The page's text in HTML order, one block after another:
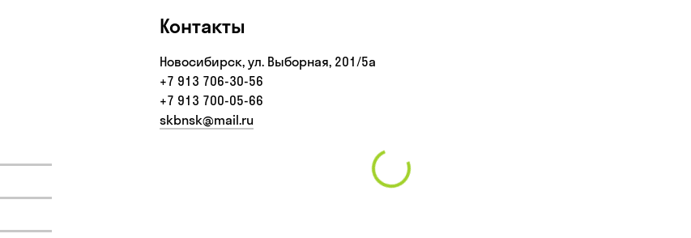
Контакты
Новосибирск, ул. Выборная, 201/5а
+7 913 706-30-56‬
+7 913 700-05-66
skbnsk@mail.ru